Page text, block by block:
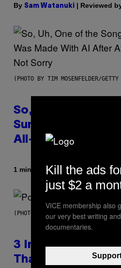
By Sam Watanuki | Reviewed
(PHOTO BY TIM MOSENFELDER/
So, Uh, One of the
Summer Was
All—and the Artist
1 minute ago ByCaleb Catlin
(PHOTO BY MARC BROUSSELY/
3 Insufferable Pop
That Predate the
Kill the ads
just $2 a
VICE membership also
our very best writing
documentaries.